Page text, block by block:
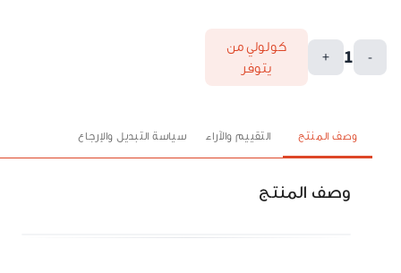
-
1
+
كولولي من
يتوفر
وصف المنتج التقييم والآراء سياسة التبديل والإرجاع
وصف المنتج